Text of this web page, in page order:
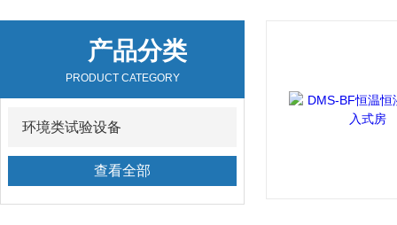
产品分类
PRODUCT CATEGORY
环境类试验设备
查看全部